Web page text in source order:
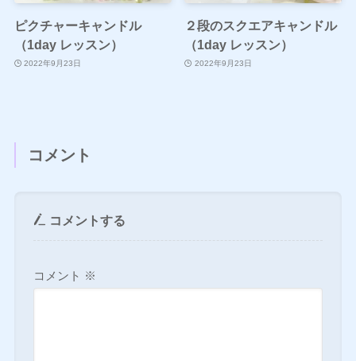
ピクチャーキャンドル
（1day レッスン）
2022年9月23日
２段のスクエアキャンドル
（1day レッスン）
2022年9月23日
コメント
コメントする
コメント ※